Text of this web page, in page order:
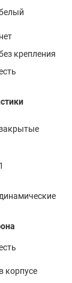
нет
крепления
1
динамические
в корпусе